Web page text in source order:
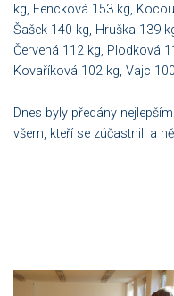
kg, Fencková 153 kg,
Šašek 140 kg, Hruška 139
Červená 112 kg, Plodková
Kovaříková 102 kg, Vajc
Dnes byly předány
všem, kteří se zúčastnili a